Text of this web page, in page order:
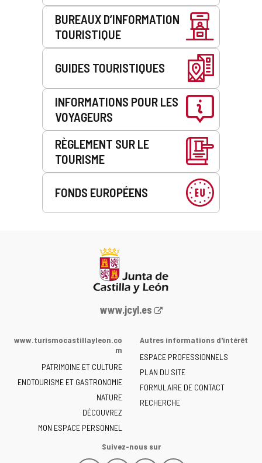
BUREAUX D’INFORMATION
TOURISTIQUE
GUIDES TOURISTIQUES
INFORMATIONS POUR LES
VOYAGEURS
RÈGLEMENT SUR LE
TOURISME
FONDS EUROPÉENS
Portail
la
de
Castilla
y
León
-
www.jcyl.es
www.turismocastillayleon.co
m
PATRIMOINE ET CULTURE
ENOTOURISME ET GASTRONOMIE
NATURE
DÉCOUVREZ
MON ESPACE PERSONNEL
Autres informations d'intérêt
ESPACE PROFESSIONNELS
PLAN DU SITE
FORMULAIRE DE CONTACT
RECHERCHE
Suivez-nous sur